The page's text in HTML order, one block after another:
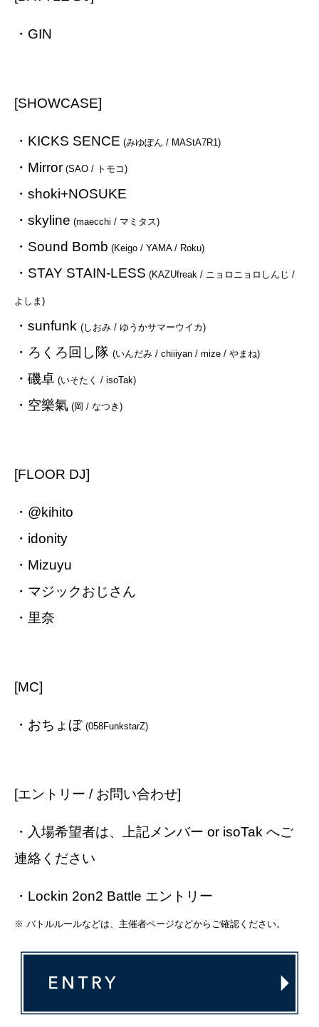
・GIN
[SHOWCASE]
・KICKS SENCE (みゆぽん / MAStA7R1)
・Mirror (SAO / トモコ)
・shoki+NOSUKE
・skyline (maecchi / マミタス)
・Sound Bomb (Keigo / YAMA / Roku)
・STAY STAIN-LESS (KAZUfreak / ニョロニョロしんじ /
よしま)
・sunfunk (しおみ / ゆうかサマーウイカ)
・ろくろ回し隊 (いんだみ / chiiiyan / mize / やまね)
・磯卓 (いそたく / isoTak)
・空樂氣 (岡 / なつき)
[FLOOR DJ]
・@kihito
・idonity
・Mizuyu
・マジックおじさん
・里奈
[MC]
・おちょぼ (058FunkstarZ)
[エントリー / お問い合わせ]
・入場希望者は、上記メンバー or isoTak へご
連絡ください
・Lockin 2on2 Battle エントリー
※ バトルルールなどは、主催者ページなどからご確認ください。